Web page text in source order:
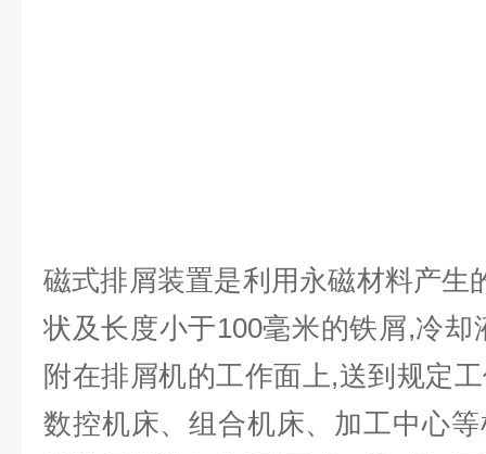
磁式排屑装置是利用永磁材料产生
状及长度小于100毫米的铁屑,冷
附在排屑机的工作面上,送到规定
数控机床、组合机床、加工中心